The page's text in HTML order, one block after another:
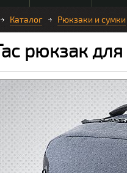
Каталог Рюкзаки и сумки
рюкзак